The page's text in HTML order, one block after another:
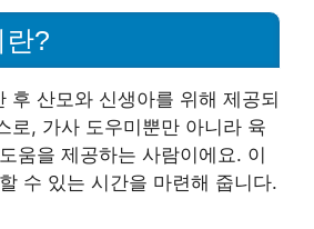
?
후 산모와 신생아를 위해 제공되
로, 가사 도우미뿐만 아니라 육
움을 제공하는 사람이에요. 이
수 있는 시간을 마련해 줍니다.